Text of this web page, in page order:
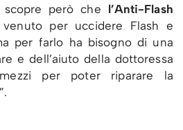
però che l’Anti-Flash
per uccidere Flash e
per farlo ha bisogno di una
e dell’aiuto della dottoressa
per poter riparare la